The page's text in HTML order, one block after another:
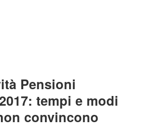
Pensioni
tempi e modi
convincono